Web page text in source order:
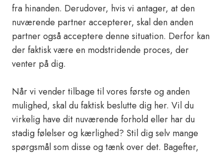
fra hinanden. Derudover, hvis vi antager, at den
nuværende partner accepterer, skal den anden
partner også acceptere denne situation. Derfor kan
der faktisk være en modstridende proces, der
venter på dig.
Når vi vender tilbage til vores første og anden
mulighed, skal du faktisk beslutte dig her. Vil du
virkelig have dit nuværende forhold eller har du
stadig følelser og kærlighed? Stil dig selv mange
spørgsmål som disse og tænk over det. Bagefter,